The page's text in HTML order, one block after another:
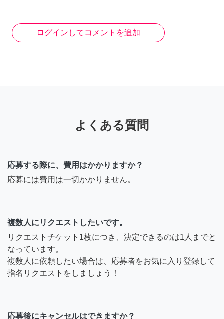
ログインしてコメントを追加
よくある質問
応募する際に、費用はかかりますか？
応募には費用は一切かかりません。
複数人にリクエストしたいです。
リクエストチケット1枚につき、決定できるのは1人までと
なっています。
複数人に依頼したい場合は、応募者をお気に入り登録して
指名リクエストをしましょう！
応募後にキャンセルはできますか？